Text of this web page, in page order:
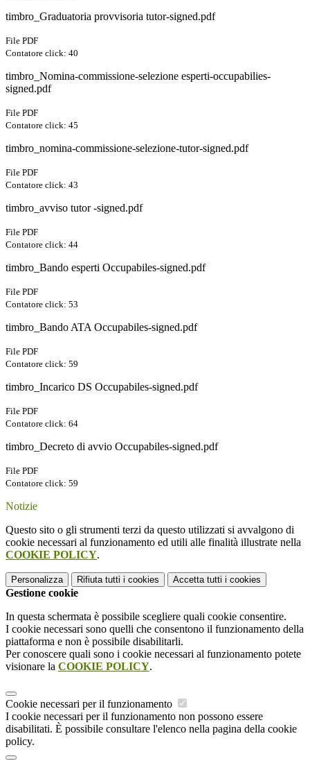
timbro_Graduatoria provvisoria tutor-signed.pdf
File PDF
Contatore click: 40
timbro_Nomina-commissione-selezione esperti-occupabilies-
signed.pdf
File PDF
Contatore click: 45
timbro_nomina-commissione-selezione-tutor-signed.pdf
File PDF
Contatore click: 43
timbro_avviso tutor -signed.pdf
File PDF
Contatore click: 44
timbro_Bando esperti Occupabiles-signed.pdf
File PDF
Contatore click: 53
timbro_Bando ATA Occupabiles-signed.pdf
File PDF
Contatore click: 59
timbro_Incarico DS Occupabiles-signed.pdf
File PDF
Contatore click: 64
timbro_Decreto di avvio Occupabiles-signed.pdf
File PDF
Contatore click: 59
Notizie
Questo sito o gli strumenti terzi da questo utilizzati si avvalgono di
cookie necessari al funzionamento ed utili alle finalità illustrate nella
COOKIE POLICY.
Personalizza Rifiuta tutti i cookies Accetta tutti i cookies
Gestione cookie
In questa schermata è possibile scegliere quali cookie consentire.
I cookie necessari sono quelli che consentono il funzionamento della
piattaforma e non è possibile disabilitarli.
Per conoscere quali sono i cookie necessari al funzionamento potete
visionare la COOKIE POLICY.
Cookie necessari per il funzionamento
I cookie necessari per il funzionamento non possono essere
disabilitati. È possibile consultare l'elenco nella pagina della cookie
policy.